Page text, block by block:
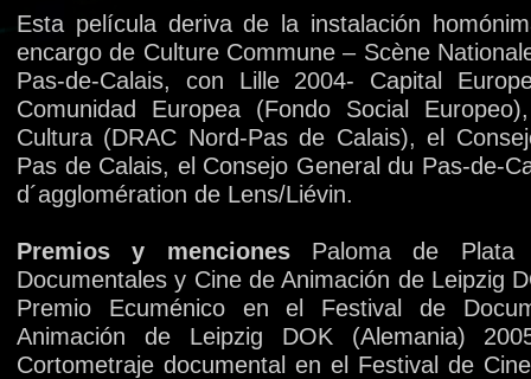
Esta película deriva de la instalación
encargo de Culture Commune – Scène
Pas-de-Calais, con Lille 2004- Capital
Comunidad Europea (Fondo Social
Cultura (DRAC Nord-Pas de Calais), el
Pas de Calais, el Consejo General du Pas-de-
d´agglomération de Lens/Liévin.
Premios y mencionesPaloma de Plata
Documentales y Cine de Animación de Leipzig
Premio Ecuménico en el Festival de
Animación de Leipzig DOK (Alemania)
Cortometraje documental en el Festival de